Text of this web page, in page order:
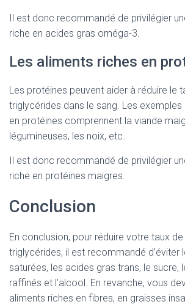
Il est donc recommandé de privilégier
riche en acides gras oméga-3.
Les aliments riches en
Les protéines peuvent aider à réduire le
triglycérides dans le sang. Les exemples
en protéines comprennent la viande
légumineuses, les noix, etc.
Il est donc recommandé de privilégier
riche en protéines maigres.
Conclusion
En conclusion, pour réduire votre taux
triglycérides, il est recommandé d’éviter
saturées, les acides gras trans, le sucre,
raffinés et l’alcool. En revanche, vous
aliments riches en fibres, en graisses